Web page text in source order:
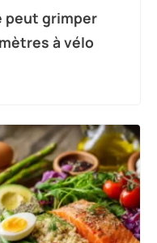
peut grimper
à vélo